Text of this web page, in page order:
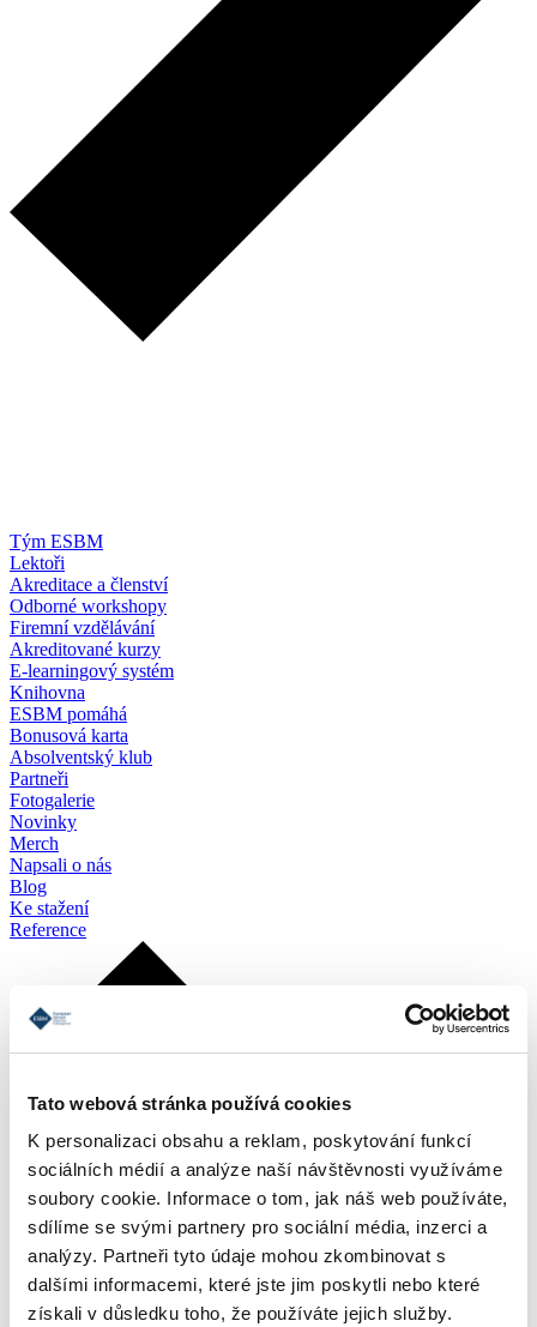
Tato webová stránka používá cookies
K personalizaci obsahu a reklam, poskytování funkcí
sociálních médií a analýze naší návštěvnosti využíváme
soubory cookie. Informace o tom, jak náš web používáte,
sdílíme se svými partnery pro sociální média, inzerci a
analýzy. Partneři tyto údaje mohou zkombinovat s
dalšími informacemi, které jste jim poskytli nebo které
získali v důsledku toho, že používáte jejich služby.
Tým ESBM
Lektoři
Akreditace a členství
Odborné workshopy
Firemní vzdělávání
Akreditované kurzy
E-learningový systém
Knihovna
ESBM pomáhá
Bonusová karta
Absolventský klub
Partneři
Fotogalerie
Novinky
Merch
Napsali o nás
Blog
Ke stažení
Reference